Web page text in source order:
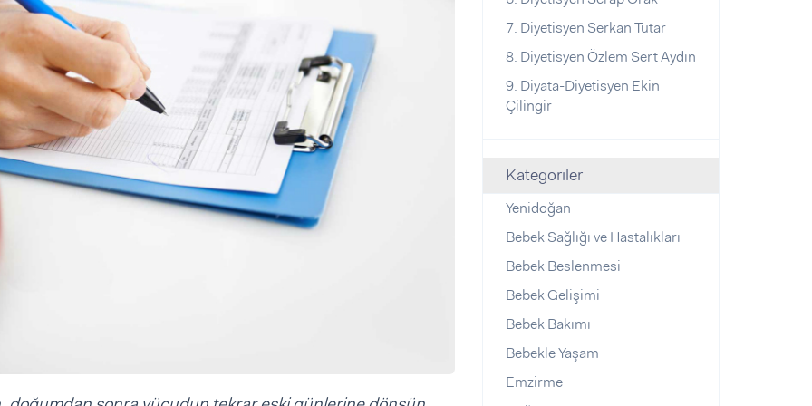
7. Diyetisyen Serkan Tutar
8. Diyetisyen Özlem Sert Aydın
9. Diyata-Diyetisyen Ekin
Çilingir
Kategoriler
Yenidoğan
Bebek Sağlığı ve Hastalıkları
Bebek Beslenmesi
Bebek Gelişimi
Bebek Bakımı
Bebekle Yaşam
Emzirme